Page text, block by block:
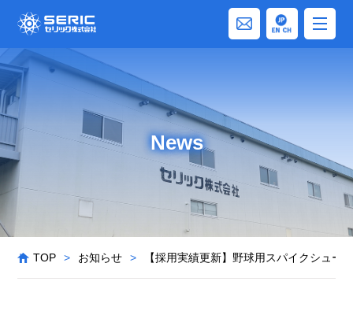
News
TOP > お知らせ > 【採用実績更新】野球用スパイクシュー